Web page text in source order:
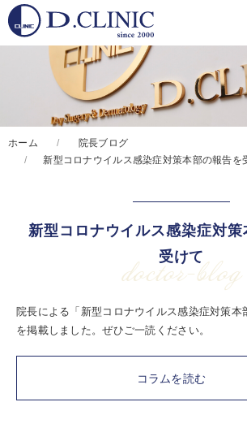
ホーム
院長ブログ
新型コロナウイルス感染症対策本部の報告を
新型コロナウイルス感染症対策
受けて
doctor-blog
院長による「新型コロナウイルス感染症対策本
を掲載しました。ぜひご一読ください。
コラムを読む